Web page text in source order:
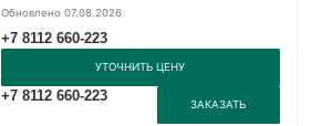
Обновлено 07.08.2026
+7 8112 660-223
УТОЧНИТЬ ЦЕНУ
+7 8112 660-223
ЗАКАЗАТЬ